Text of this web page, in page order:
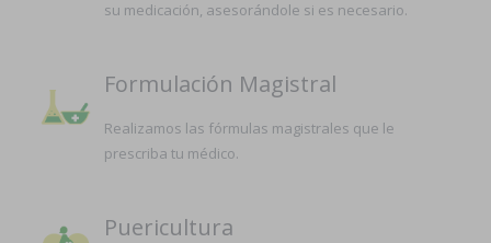
su medicación, asesorándole si es necesario.
Formulación Magistral
Realizamos las fórmulas magistrales que le
prescriba tu médico.
Puericultura